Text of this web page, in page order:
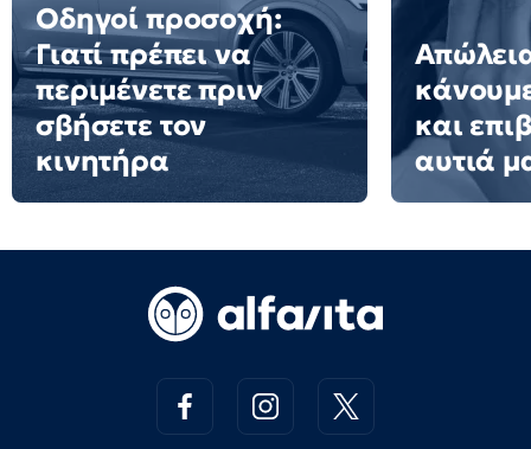
Οδηγοί προσοχή:
Γιατί πρέπει να
περιμένετε πριν
σβήσετε τον
κινητήρα
και
αυτιά